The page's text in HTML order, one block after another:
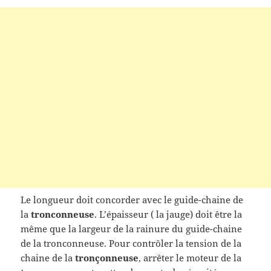
Le longueur doit concorder avec le guide-chaine de
latronconneuse. L’épaisseur ( la jauge) doit être la
même que la largeur de la rainure du guide-chaine
de la tronconneuse. Pour contrôler la tension de la
chaine de latronçonneuse, arrêter le moteur de la